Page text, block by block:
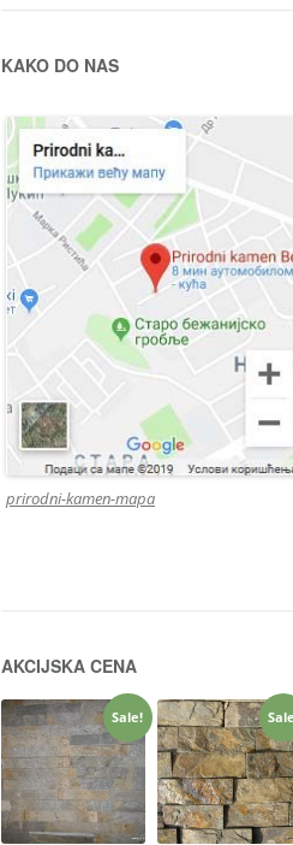
KAKO DO NAS
prirodni-kamen-mapa
AKCIJSKA CENA
Sale!